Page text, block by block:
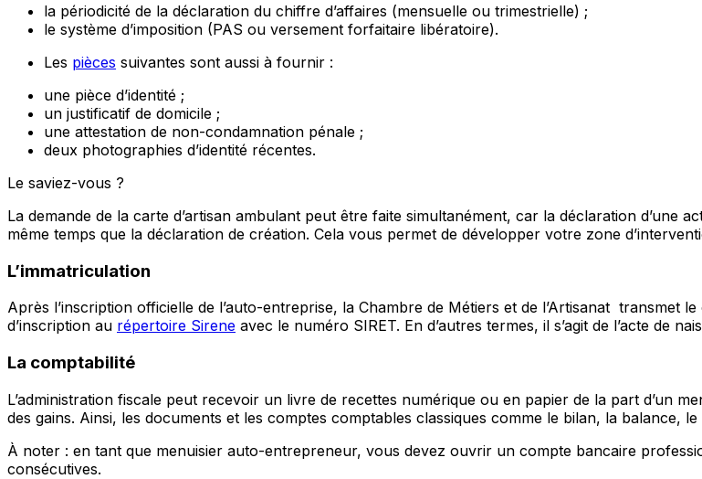
la périodicité de la déclaration du chiffre d’affaires (mensuelle ou trimestrielle) ;
le système d’imposition (PAS ou versement forfaitaire libératoire).
Les pièces suivantes sont aussi à fournir :
une pièce d’identité ;
un justificatif de domicile ;
une attestation de non-condamnation pénale ;
deux photographies d’identité récentes.
Le saviez-vous ?
La demande de la carte d’artisan ambulant peut être faite simultanément, car la déclaration d’une
même temps que la déclaration de création. Cela vous permet de développer votre zone
L’immatriculation
Après l’inscription officielle de l’auto-entreprise, la Chambre de Métiers et de l’Artisanat transmet
d’inscription au répertoire Sirene avec le numéro SIRET. En d’autres termes, il s’agit de l’acte de
La comptabilité
L’administration fiscale peut recevoir un livre de recettes numérique ou en papier de la part d’un
des gains. Ainsi, les documents et les comptes comptables classiques comme le bilan, la balance,
À noter : en tant que menuisier auto-entrepreneur, vous devez ouvrir un compte bancaire
consécutives.